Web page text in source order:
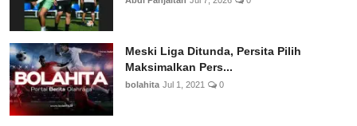
Meski Liga Ditunda, Persita Pilih
Maksimalkan Pers...
bolahita Jul 1, 2021 0